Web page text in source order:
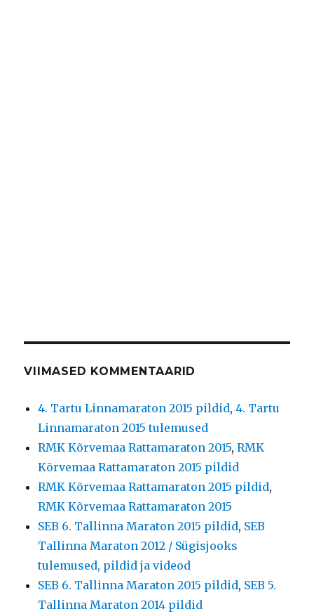
VIIMASED KOMMENTAARID
4. Tartu Linnamaraton 2015 pildid,4. Tartu
Linnamaraton 2015 tulemused
RMK Kõrvemaa Rattamaraton 2015,RMK
Kõrvemaa Rattamaraton 2015 pildid
RMK Kõrvemaa Rattamaraton 2015 pildid,
RMK Kõrvemaa Rattamaraton 2015
SEB 6. Tallinna Maraton 2015 pildid, SEB
Tallinna Maraton 2012 / Sügisjooks
tulemused, pildid ja videod
SEB 6. Tallinna Maraton 2015 pildid, SEB 5.
Tallinna Maraton 2014 pildid